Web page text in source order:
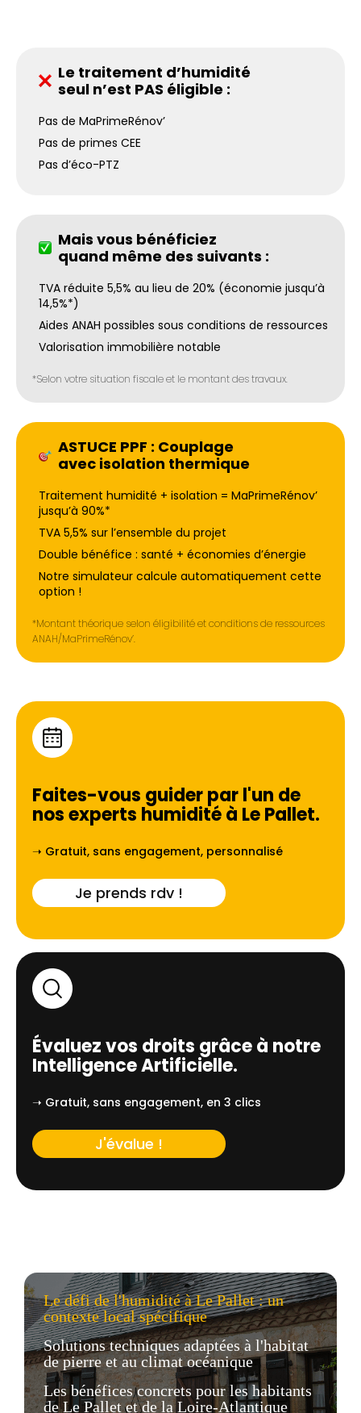
Le traitement d’humidité
seul n’est PAS éligible :
Pas de MaPrimeRénov’
Pas de primes CEE
Pas d’éco-PTZ
Mais vous bénéficiez
quand même des suivants :
TVA réduite 5,5% au lieu de 20% (économie jusqu’à
14,5%*)
Aides ANAH possibles sous conditions de ressources
Valorisation immobilière notable
*Selon votre situation fiscale et le montant des travaux.
ASTUCE PPF : Couplage
avec isolation thermique
Traitement humidité + isolation = MaPrimeRénov’
jusqu’à 90%*
TVA 5,5% sur l’ensemble du projet
Double bénéfice : santé + économies d’énergie
Notre simulateur calcule automatiquement cette
option !
*Montant théorique selon éligibilité et conditions de ressources
ANAH/MaPrimeRénov’.
Faites-vous guider par l'un de
nos experts humidité à Le Pallet.
➝ Gratuit, sans engagement, personnalisé
Je prends rdv !
Évaluez vos droits grâce à notre
Intelligence Artificielle.
➝ Gratuit, sans engagement, en 3 clics
J'évalue !
Le défi de l'humidité à Le Pallet : un
contexte local spécifique
Solutions techniques adaptées à l'habitat
de pierre et au climat océanique
Les bénéfices concrets pour les habitants
de Le Pallet et de la Loire-Atlantique